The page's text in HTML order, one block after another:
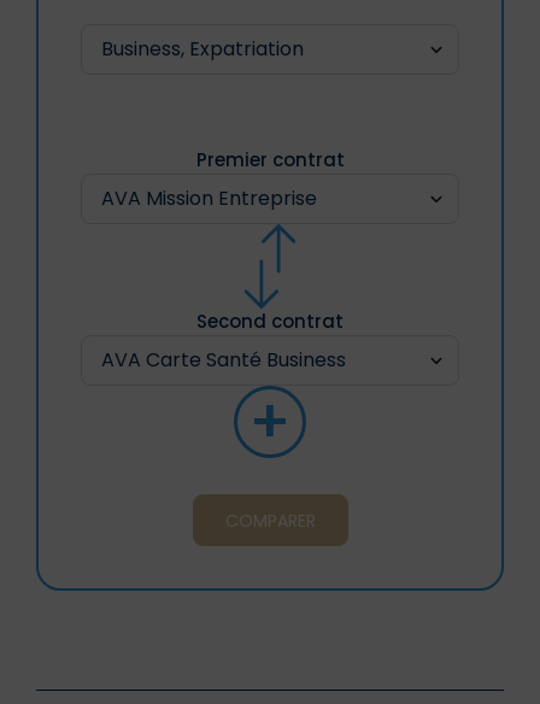
Premier contrat
Second contrat
+
COMPARER